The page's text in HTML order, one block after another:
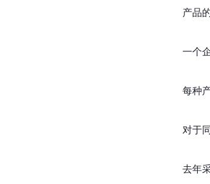
产品
一个
每种
对于
去年